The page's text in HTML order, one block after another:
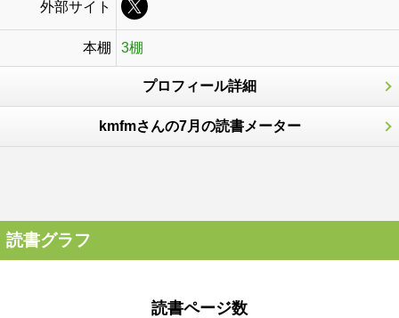
外部サイト
本棚 3棚
プロフィール詳細
kmfmさんの7月の読書メーター
読書グラフ
読書ページ数